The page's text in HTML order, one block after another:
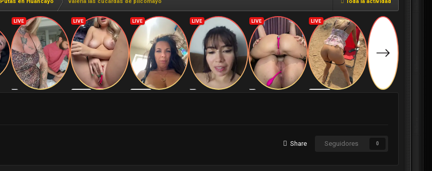
Share Seguidores 0